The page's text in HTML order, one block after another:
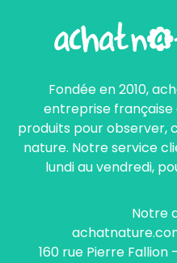
Fondée en 2010,
entreprise française
produits pour
nature. Notre service
lundi au vendredi,
Notre
160 rue Pierre Fallion